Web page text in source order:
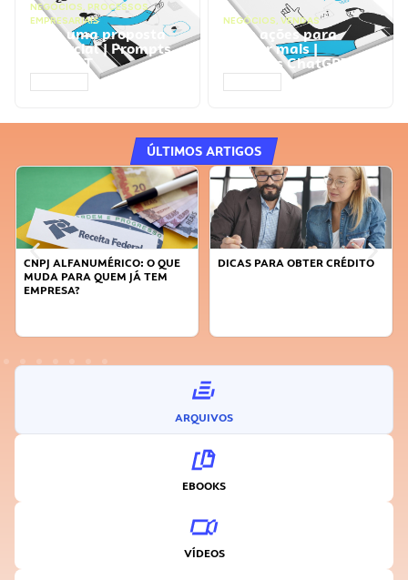
NEGÓCIOS, PROCESSOS
EMPRESARIAIS
Faça uma proposta
comercial | Prompts
ChatGPT
NEGÓCIOS, VENDAS
Faça ações para
vender mais |
Prompts ChatGPT
ÚLTIMOS ARTIGOS
DICAS PARA OBTER CRÉDITO
FAÇA A DIFERENÇA: SEJA
ARQUIVOS
EBOOKS
VÍDEOS